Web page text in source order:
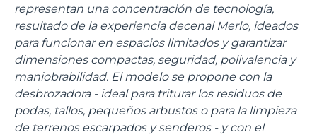
representan una concentración de tecnología,
resultado de la experiencia decenal Merlo, ideados
para funcionar en espacios limitados y garantizar
dimensiones compactas, seguridad, polivalencia y
maniobrabilidad. El modelo se propone con la
desbrozadora - ideal para triturar los residuos de
podas, tallos, pequeños arbustos o para la limpieza
de terrenos escarpados y senderos - y con el